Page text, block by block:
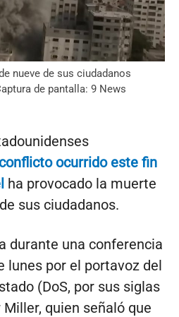
nueve de sus ciudadanos
de pantalla: 9 News
ocurrido este fin
ha provocado la muerte
sus ciudadanos.
durante una conferencia
lunes por el portavoz del
(DoS, por sus siglas
quien señaló que